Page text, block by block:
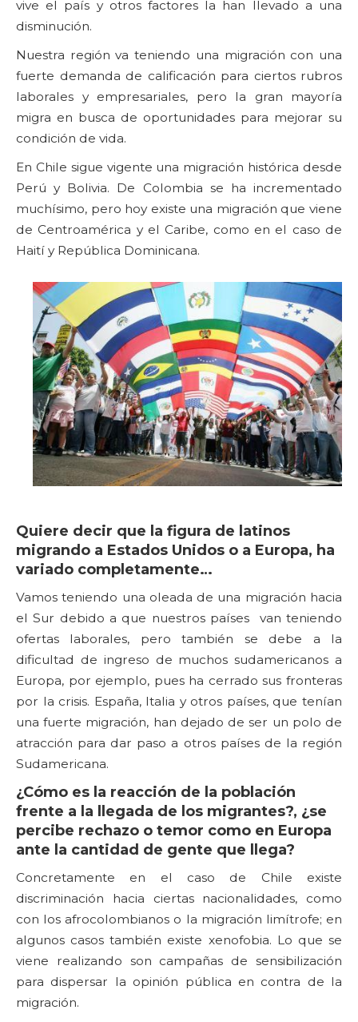
vive el país y otros factores la han llevado a una
disminución.
Nuestra región va teniendo una migración con una
fuerte demanda de calificación para ciertos rubros
laborales y empresariales, pero la gran mayoría
migra en busca de oportunidades para mejorar su
condición de vida.
En Chile sigue vigente una migración histórica desde
Perú y Bolivia. De Colombia se ha incrementado
muchísimo, pero hoy existe una migración que viene
de Centroamérica y el Caribe, como en el caso de
Haití y República Dominicana.
Quiere decir que la figura de latinos
migrando a Estados Unidos o a Europa, ha
variado completamente…
Vamos teniendo una oleada de una migración hacia
el Sur debido a que nuestros países van teniendo
ofertas laborales, pero también se debe a la
dificultad de ingreso de muchos sudamericanos a
Europa, por ejemplo, pues ha cerrado sus fronteras
por la crisis. España, Italia y otros países, que tenían
una fuerte migración, han dejado de ser un polo de
atracción para dar paso a otros países de la región
Sudamericana.
¿Cómo es la reacción de la población
frente a la llegada de los migrantes?, ¿se
percibe rechazo o temor como en Europa
ante la cantidad de gente que llega?
Concretamente en el caso de Chile existe
discriminación hacia ciertas nacionalidades, como
con los afrocolombianos o la migración limítrofe; en
algunos casos también existe xenofobia. Lo que se
viene realizando son campañas de sensibilización
para dispersar la opinión pública en contra de la
migración.